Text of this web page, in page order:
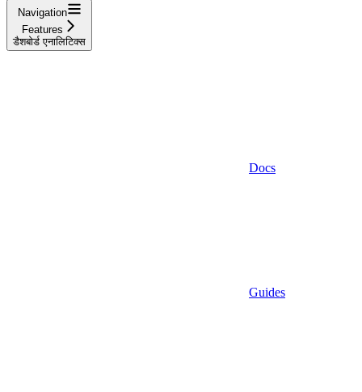
Navigation
Features
डैशबोर्ड एनालिटिक्स
Docs
Guides